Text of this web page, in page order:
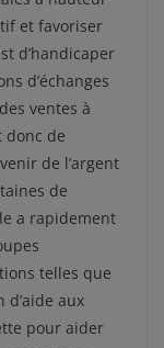
et favoriser
d’handicaper
d’échanges
ventes à
donc de
de l’argent
de
a rapidement
telles que
d’aide aux
pour aider